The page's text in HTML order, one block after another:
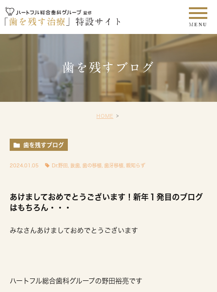
歯を残すブログ
HOME
歯を残すブログ
2024.01.05 Dr.野田 抜歯 歯の移植 歯牙移植 親知らず
あけましておめでとうございます！新年１発目のブログ
はもちろん・・・
みなさんあけましておめでとうございます
ハートフル総合歯科グループの野田裕亮です